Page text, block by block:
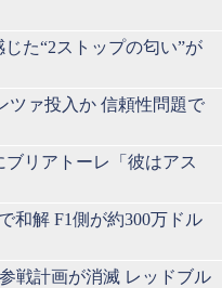
た“2ストップの匂い”が
ツァ投入か 信頼性問題で
リアトーレ「彼はアス
和解 F1側が約300万ドル
戦計画が消滅 レッドブル